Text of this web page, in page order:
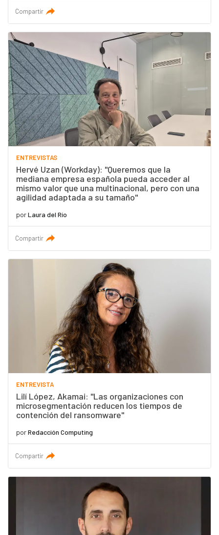
Compartir
ENTREVISTAS
Hervé Uzan (Workday): "Queremos que la
mediana empresa española pueda acceder al
mismo valor que una multinacional, pero con una
agilidad adaptada a su tamaño"
porLaura del Río
Compartir
ENTREVISTA
Lilí López, Akamai: "Las organizaciones con
microsegmentación reducen los tiempos de
contención del ransomware"
porRedacción Computing
Compartir